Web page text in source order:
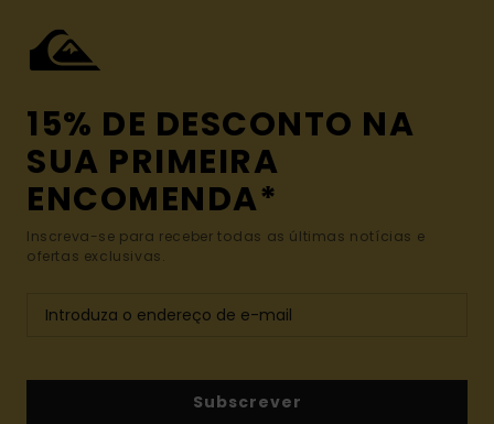
15% DE DESCONTO NA
SUA PRIMEIRA
ENCOMENDA*
Inscreva-se para receber todas as últimas notícias e
ofertas exclusivas.
Subscrever